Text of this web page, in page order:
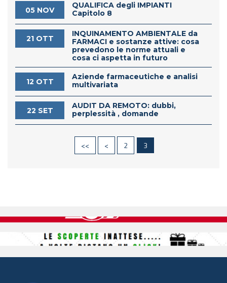
05 NOV
QUALIFICA degli IMPIANTI
Capitolo 8
21 OTT
INQUINAMENTO AMBIENTALE da
FARMACI e sostanze attive: cosa
prevedono le norme attuali e
cosa ci aspetta in futuro
12 OTT
Aziende farmaceutiche e analisi
multivariata
22 SET
AUDIT DA REMOTO: dubbi,
perplessità , domande
<< < 2 3